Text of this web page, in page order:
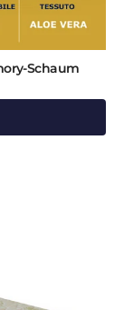
Schaum